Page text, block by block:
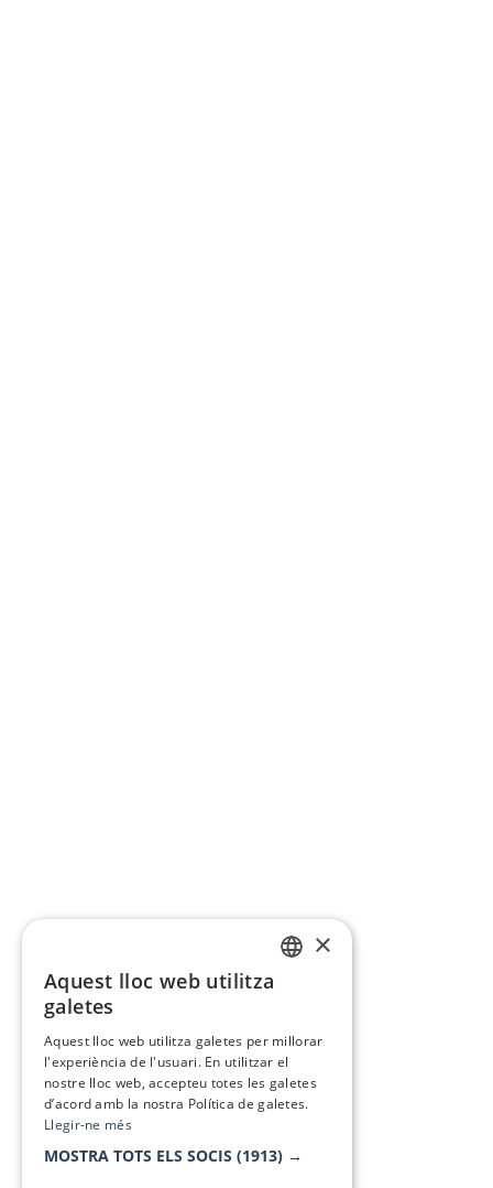
×
Aquest lloc web utilitza
galetes
Aquest lloc web utilitza galetes per millorar
l'experiència de l'usuari. En utilitzar el
nostre lloc web, accepteu totes les galetes
d’acord amb la nostra Política de galetes.
Llegir-ne més
MOSTRA TOTS ELS SOCIS (1913) →